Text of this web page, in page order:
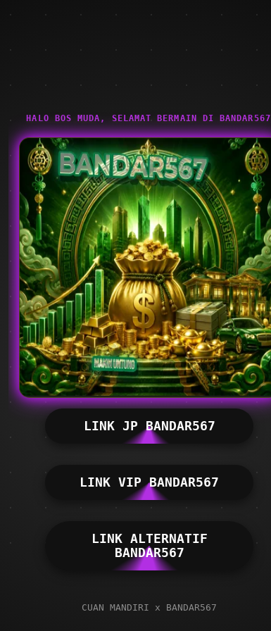
HALO BOS MUDA, SELAMAT BERMAIN DI BANDAR567
LINK JP BANDAR567
LINK VIP BANDAR567
LINK ALTERNATIF
BANDAR567
CUAN MANDIRI x BANDAR567